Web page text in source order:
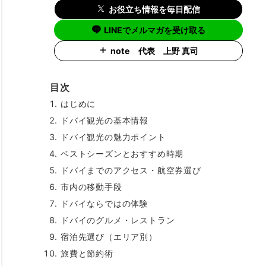
お役立ち情報を毎日配信
LINEでメルマガを受け取る
note 代表 上野 真司
目次
はじめに
ドバイ観光の基本情報
ドバイ観光の魅力ポイント
ベストシーズンとおすすめ時期
ドバイまでのアクセス・航空券選び
市内の移動手段
ドバイならではの体験
ドバイのグルメ・レストラン
宿泊先選び（エリア別）
旅費と節約術